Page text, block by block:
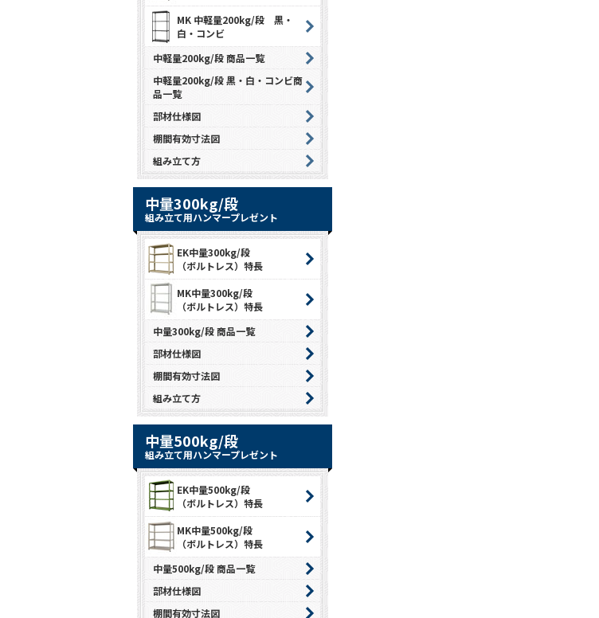
MK 中軽量200kg/段 黒・
白・コンビ
中軽量200kg/段 商品一覧
中軽量200kg/段 黒・白・コンビ商
品一覧
部材仕様図
棚間有効寸法図
組み立て方
中量300kg/段
組み立て用ハンマープレゼント
EK中量300kg/段
（ボルトレス）特長
MK中量300kg/段
（ボルトレス）特長
中量300kg/段 商品一覧
部材仕様図
棚間有効寸法図
組み立て方
中量500kg/段
組み立て用ハンマープレゼント
EK中量500kg/段
（ボルトレス）特長
MK中量500kg/段
（ボルトレス）特長
中量500kg/段 商品一覧
部材仕様図
棚間有効寸法図